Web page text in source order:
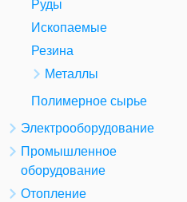
Руды
Ископаемые
Резина
Металлы
Полимерное сырье
Электрооборудование
Промышленное
оборудование
Отопление